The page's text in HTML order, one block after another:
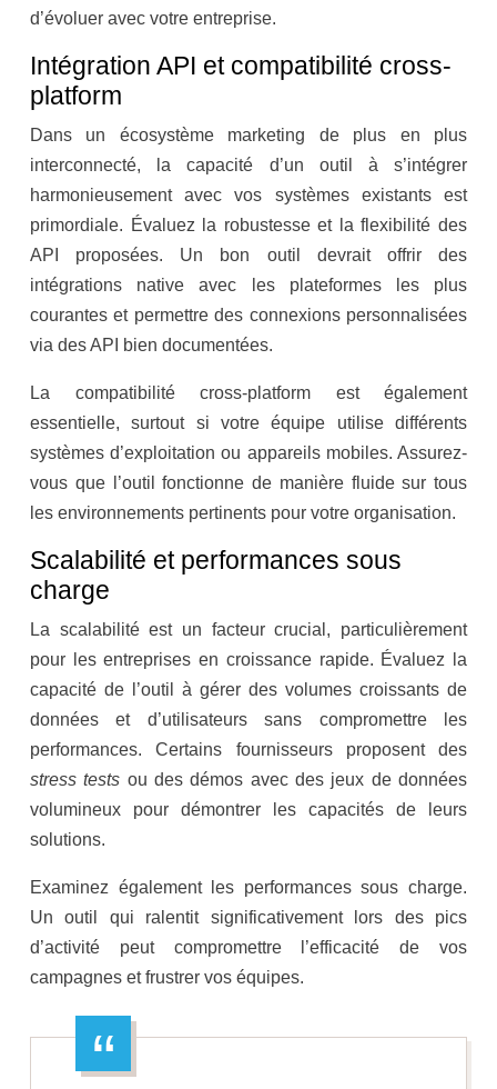
d’évoluer avec votre entreprise.
Intégration API et compatibilité cross-
platform
Dans un écosystème marketing de plus en plus
interconnecté, la capacité d’un outil à s’intégrer
harmonieusement avec vos systèmes existants est
primordiale. Évaluez la robustesse et la flexibilité des
API proposées. Un bon outil devrait offrir des
intégrations native avec les plateformes les plus
courantes et permettre des connexions personnalisées
via des API bien documentées.
La compatibilité cross-platform est également
essentielle, surtout si votre équipe utilise différents
systèmes d’exploitation ou appareils mobiles. Assurez-
vous que l’outil fonctionne de manière fluide sur tous
les environnements pertinents pour votre organisation.
Scalabilité et performances sous
charge
La scalabilité est un facteur crucial, particulièrement
pour les entreprises en croissance rapide. Évaluez la
capacité de l’outil à gérer des volumes croissants de
données et d’utilisateurs sans compromettre les
performances. Certains fournisseurs proposent des
stress tests ou des démos avec des jeux de données
volumineux pour démontrer les capacités de leurs
solutions.
Examinez également les performances sous charge.
Un outil qui ralentit significativement lors des pics
d’activité peut compromettre l’efficacité de vos
campagnes et frustrer vos équipes.